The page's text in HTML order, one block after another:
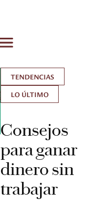
TENDENCIAS
LO ÚLTIMO
Consejos
para ganar
dinero sin
trabajar